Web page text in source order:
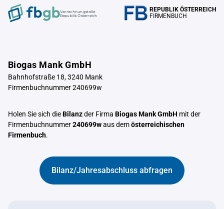
Verrechnungstelle
Republik Österreich
REPUBLIK ÖSTERREICH
FIRMENBUCH
Biogas Mank GmbH
Bahnhofstraße 18, 3240 Mank
Firmenbuchnummer 240699w
Holen Sie sich dieBilanzder Firma Biogas Mank GmbH mit der
Firmenbuchnummer240699waus demösterreichischen
Firmenbuch.
Bilanz/Jahresabschluss abfragen